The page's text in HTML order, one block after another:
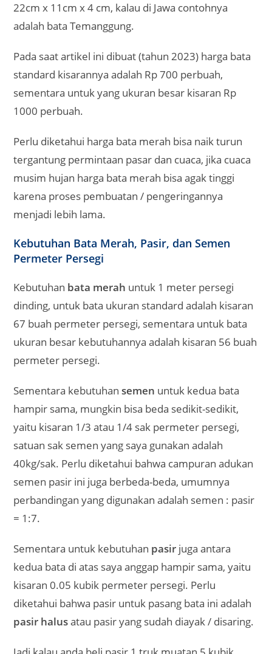
22cm x 11cm x 4 cm, kalau di Jawa contohnya
adalah bata Temanggung.
Pada saat artikel ini dibuat (tahun 2023) harga bata
standard kisarannya adalah Rp 700 perbuah,
sementara untuk yang ukuran besar kisaran Rp
1000 perbuah.
Perlu diketahui harga bata merah bisa naik turun
tergantung permintaan pasar dan cuaca, jika cuaca
musim hujan harga bata merah bisa agak tinggi
karena proses pembuatan / pengeringannya
menjadi lebih lama.
Kebutuhan Bata Merah, Pasir, dan Semen
Permeter Persegi
Kebutuhan bata merah untuk 1 meter persegi
dinding, untuk bata ukuran standard adalah kisaran
67 buah permeter persegi, sementara untuk bata
ukuran besar kebutuhannya adalah kisaran 56 buah
permeter persegi.
Sementara kebutuhansemen untuk kedua bata
hampir sama, mungkin bisa beda sedikit-sedikit,
yaitu kisaran 1/3 atau 1/4 sak permeter persegi,
satuan sak semen yang saya gunakan adalah
40kg/sak. Perlu diketahui bahwa campuran adukan
semen pasir ini juga berbeda-beda, umumnya
perbandingan yang digunakan adalah semen : pasir
= 1:7.
Sementara untuk kebutuhan pasir juga antara
kedua bata di atas saya anggap hampir sama, yaitu
kisaran 0.05 kubik permeter persegi. Perlu
diketahui bahwa pasir untuk pasang bata ini adalah
pasir halusatau pasir yang sudah diayak / disaring.